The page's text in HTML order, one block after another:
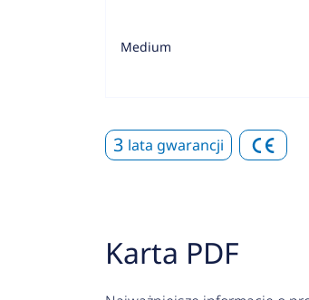
Medium
3 lata gwarancji
Karta PDF